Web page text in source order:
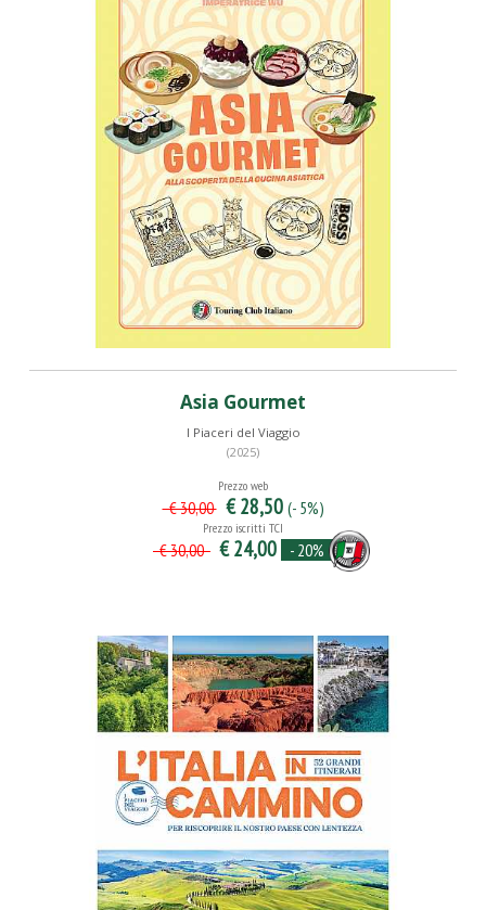
Asia Gourmet
I Piaceri del Viaggio
(2025)
Prezzo web
€ 30,00 € 28,50 (- 5%)
Prezzo iscritti TCI
€ 30,00 € 24,00 - 20%